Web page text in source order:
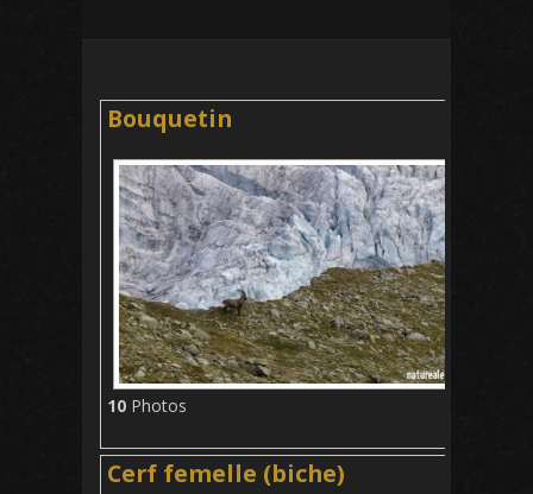
Bouquetin
10 Photos
Cerf femelle (biche)